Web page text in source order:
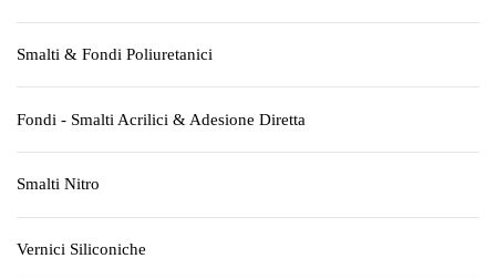
Smalti & Fondi Poliuretanici
Fondi - Smalti Acrilici & Adesione Diretta
Smalti Nitro
Vernici Siliconiche